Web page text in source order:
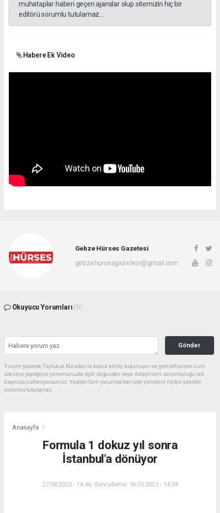
muhataplar haberi geçen ajanslar olup sitemizin hiç bir
editörü sorumlu tutulamaz...
Habere Ek Video
Gebze Hürses Gazetesi
gebzehursesgazetesi@gmail.com
Okuyucu Yorumları (0)
Gönder
Yorum yazarak Topluluk Kuralları’nı kabul etmiş bulunuyor ve gebzehurses.com
sitesine yaptığınız yorumunuzla ilgili doğrudan veya dolaylı tüm sorumluluğu tek
başınıza üstleniyorsunuz. Yazılan tüm yorumlardan site yönetimi hiçbir şekilde
sorumlu tutulamaz.
Anasayfa
Formula 1 dokuz yıl sonra
İstanbul'a dönüyor
27.08.2020 - 14:46, Güncelleme: 18.05.2021 - 14:34